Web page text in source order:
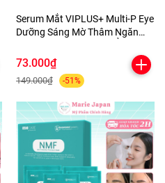
Serum Mắt VIPLUS+ Multi-P Eye
Dưỡng Sáng Mờ Thâm Ngăn
10ml
73.000₫
149.000₫ -51%